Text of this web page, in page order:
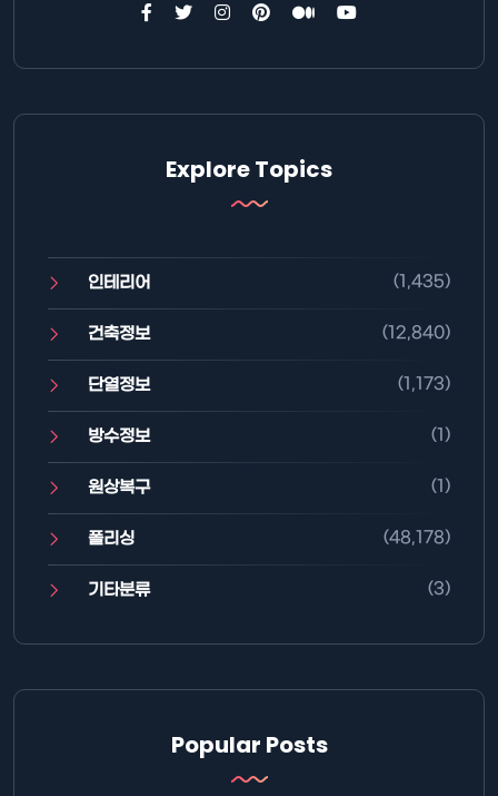
Explore Topics
인테리어 (1,435)
건축정보 (12,840)
단열정보 (1,173)
방수정보 (1)
원상복구 (1)
폴리싱 (48,178)
기타분류 (3)
Popular Posts